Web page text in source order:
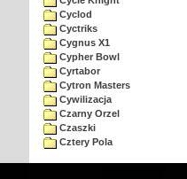
Cyclod
Cyctriks
Cygnus X1
Cypher Bowl
Cyrtabor
Cytron Masters
Cywilizacja
Czarny Orzel
Czaszki
Cztery Pola